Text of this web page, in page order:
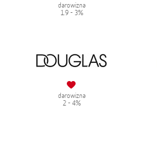
darowizna
1.9 - 3%
darowizna
2 - 4%